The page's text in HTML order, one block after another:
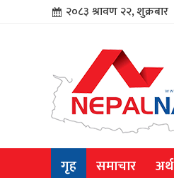
२०८३ श्रावण २२, शुक्रबार
गृह समाचार अर्थ